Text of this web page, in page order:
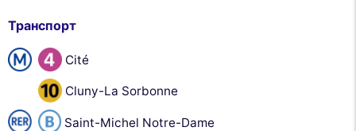
Транспорт
Cité
Cluny-La Sorbonne
Saint-Michel Notre-Dame